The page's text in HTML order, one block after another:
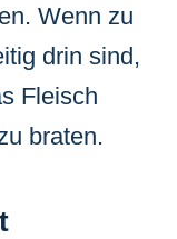
Wenn zu
drin sind,
Fleisch
braten.